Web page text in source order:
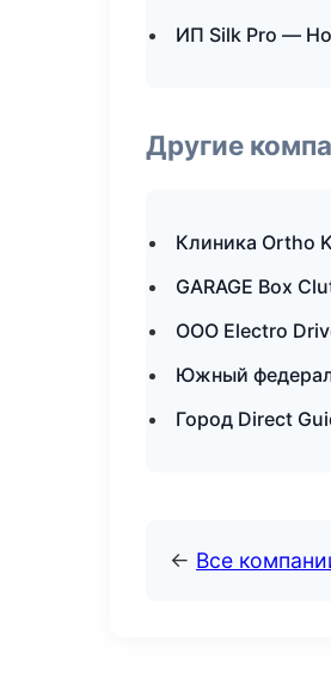
ИП Silk Pro —
Другие
Клиника Ortho
GARAGE Box
ООО Electro
Южный
Город Direct
← Все